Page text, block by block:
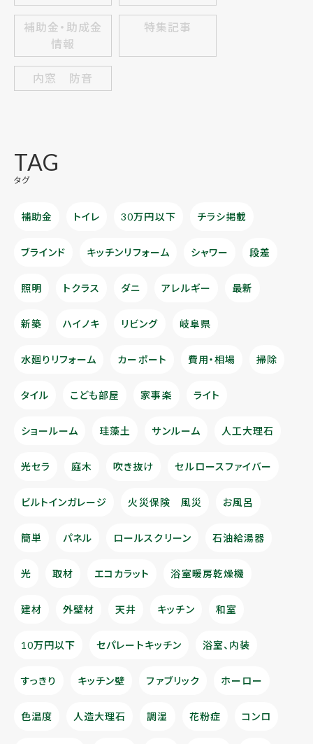
補助金・助成金
情報
特集記事
内窓 防音
TAG
タグ
補助金 トイレ 30万円以下 チラシ掲載
ブラインド キッチンリフォーム シャワー 段差
照明 トクラス ダニ アレルギー 最新
新築 ハイノキ リビング 岐阜県
水廻りリフォーム カーポート 費用・相場 掃除
タイル こども部屋 家事楽 ライト
ショールーム 珪藻土 サンルーム 人工大理石
光セラ 庭木 吹き抜け セルロースファイバー
ビルトインガレージ 火災保険 風災 お風呂
簡単 パネル ロールスクリーン 石油給湯器
光 取材 エコカラット 浴室暖房乾燥機
建材 外壁材 天井 キッチン 和室
10万円以下 セパレートキッチン 浴室、内装
すっきり キッチン壁 ファブリック ホーロー
色温度 人造大理石 調湿 花粉症 コンロ